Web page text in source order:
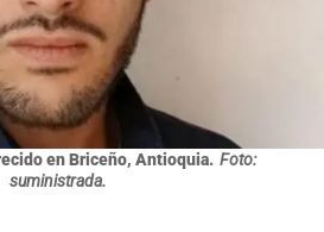
en Briceño, Antioquia. Foto:
suministrada.